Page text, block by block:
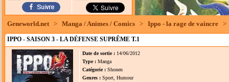
Geneworld.net > Manga / Animes / Comics > Ippo - la rage de vaincre >
IPPO - SAISON 3 - LA DÉFENSE SUPRÊME T.1
Date de sortie : 14/06/2012
Type : Manga
Catégorie : Shonen
Genres : Sport, Humour